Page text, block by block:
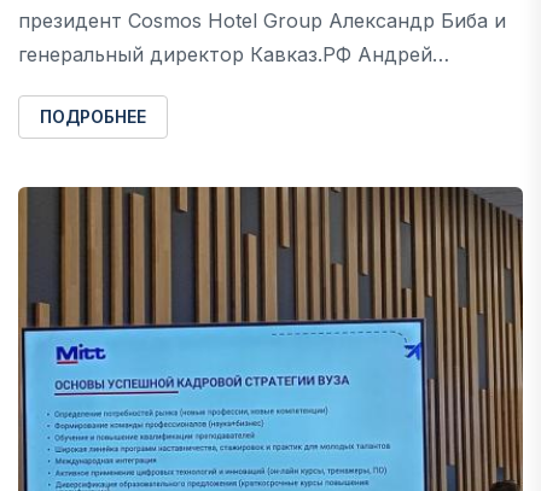
президент Cosmos Hotel Group Александр Биба и
генеральный директор Кавказ.РФ Андрей…
ПОДРОБНЕЕ